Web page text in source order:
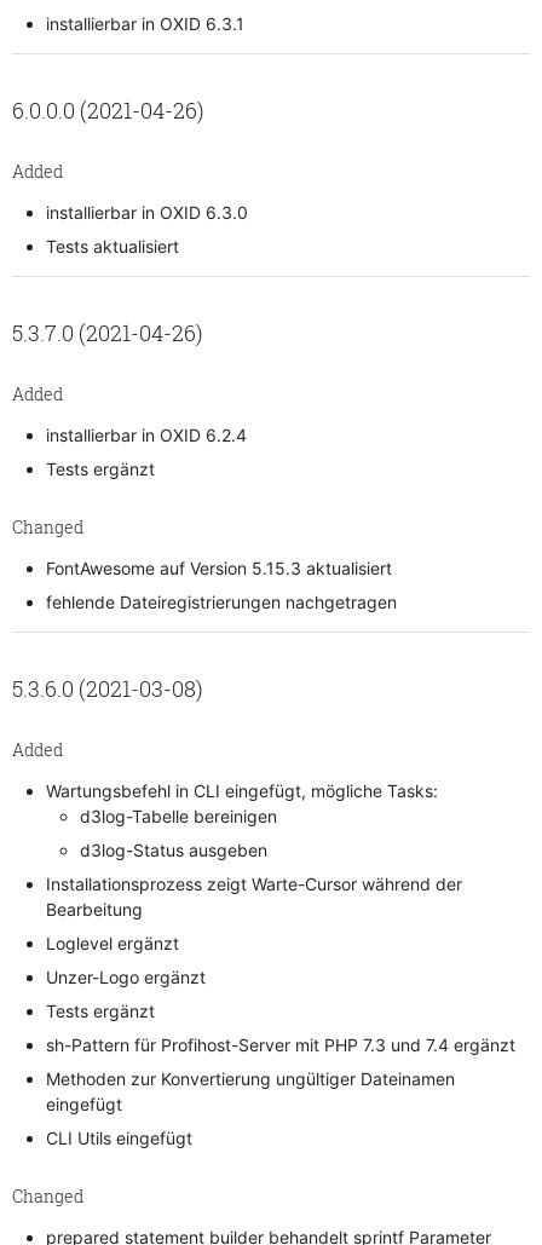
installierbar in OXID 6.3.1
6.0.0.0 (2021-04-26)
Added
installierbar in OXID 6.3.0
Tests aktualisiert
5.3.7.0 (2021-04-26)
Added
installierbar in OXID 6.2.4
Tests ergänzt
Changed
FontAwesome auf Version 5.15.3 aktualisiert
fehlende Dateiregistrierungen nachgetragen
5.3.6.0 (2021-03-08)
Added
Wartungsbefehl in CLI eingefügt, mögliche Tasks:
d3log-Tabelle bereinigen
d3log-Status ausgeben
Installationsprozess zeigt Warte-Cursor während der
Bearbeitung
Loglevel ergänzt
Unzer-Logo ergänzt
Tests ergänzt
sh-Pattern für Profihost-Server mit PHP 7.3 und 7.4 ergänzt
Methoden zur Konvertierung ungültiger Dateinamen
eingefügt
CLI Utils eingefügt
Changed
prepared statement builder behandelt sprintf Parameter